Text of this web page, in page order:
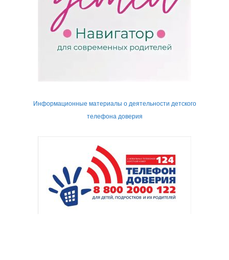
Информационные материалы о деятельности детского
телефона доверия